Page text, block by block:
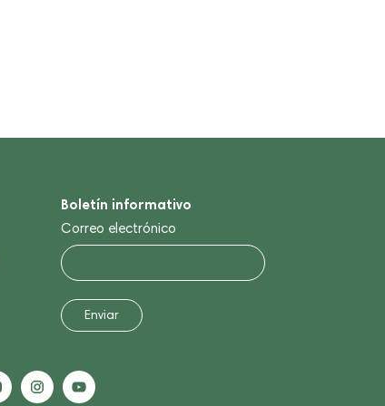
Boletín informativo
Correo electrónico